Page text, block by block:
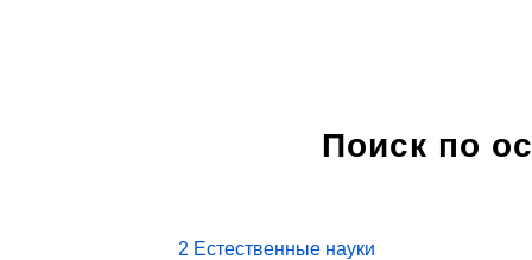
Поиск по
2 Естественные науки